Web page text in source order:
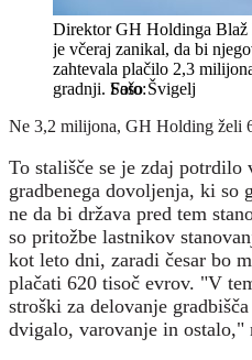
Direktor GH Holdinga
je včeraj zanikal, da bi
zahtevala plačilo 2,3
gradnji. Sašo Švigelj
Ne 3,2 milijona, GH Holding želi
To stališče se je zdaj potrdilo
gradbenega dovoljenja, ki
ne da bi država pred tem
so pritožbe lastnikov
kot leto dni, zaradi česar bo
plačati 620 tisoč evrov. "V
stroški za delovanje
dvigalo, varovanje in